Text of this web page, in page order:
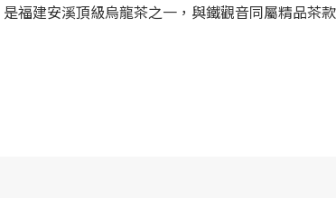
福建安溪頂級烏龍茶之一，與鐵觀音同屬精品茶